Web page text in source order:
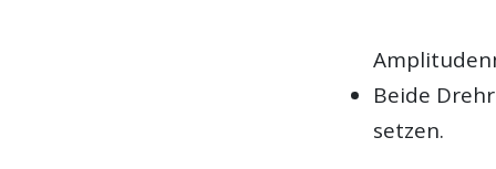
Beide
setzen.